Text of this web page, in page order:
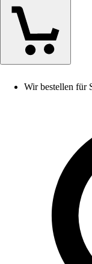
Wir bestellen für